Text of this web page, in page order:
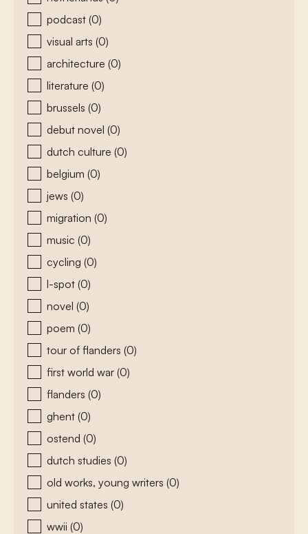
podcast (0)
visual arts (0)
architecture (0)
literature (0)
brussels (0)
debut novel (0)
dutch culture (0)
belgium (0)
jews (0)
migration (0)
music (0)
cycling (0)
l-spot (0)
novel (0)
poem (0)
tour of flanders (0)
first world war (0)
flanders (0)
ghent (0)
ostend (0)
dutch studies (0)
old works, young writers (0)
united states (0)
wwii (0)